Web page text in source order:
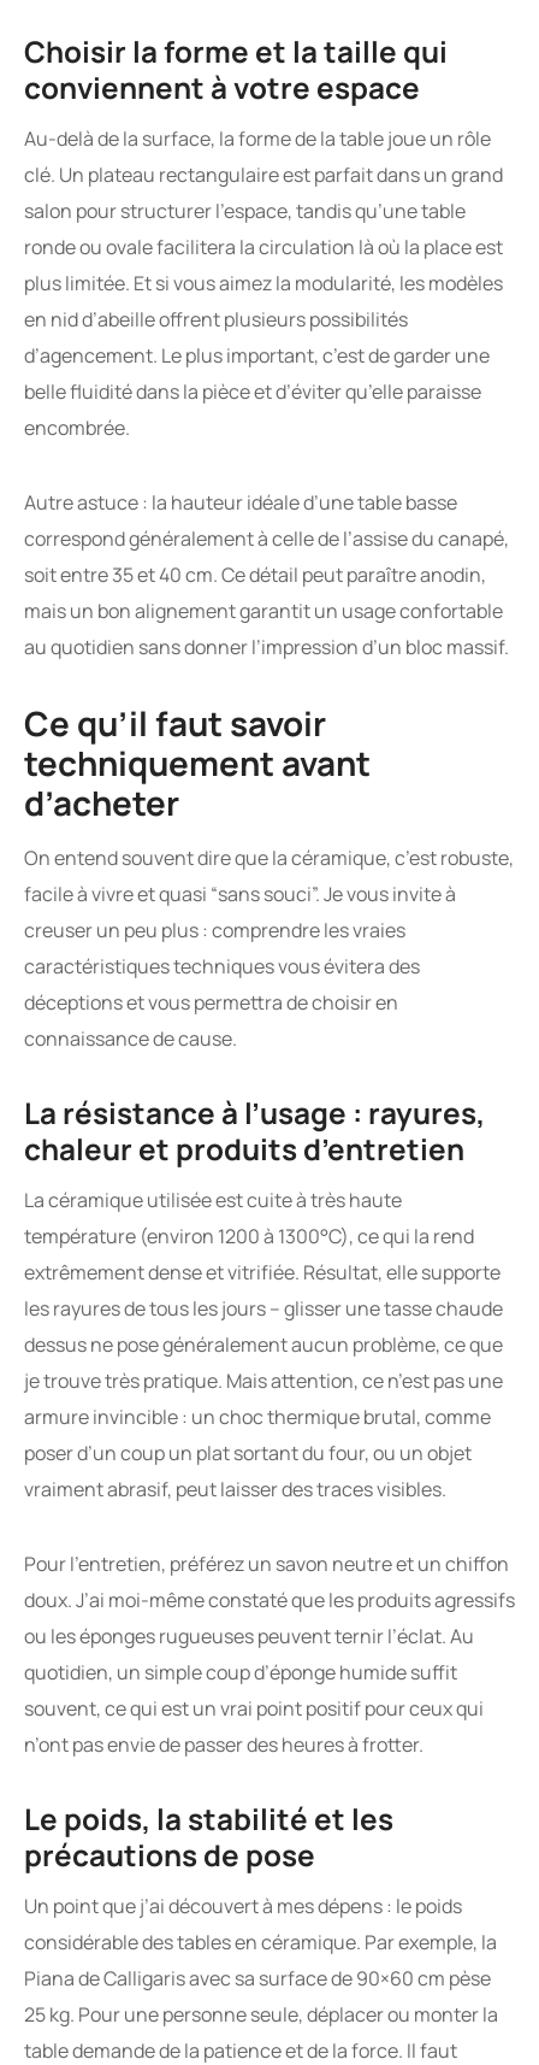
Choisir la forme et la taille qui
conviennent à votre espace
Au-delà de la surface, la forme de la table joue un rôle
clé. Un plateau rectangulaire est parfait dans un grand
salon pour structurer l’espace, tandis qu’une table
ronde ou ovale facilitera la circulation là où la place est
plus limitée. Et si vous aimez la modularité, les modèles
en nid d’abeille offrent plusieurs possibilités
d’agencement. Le plus important, c’est de garder une
belle fluidité dans la pièce et d’éviter qu’elle paraisse
encombrée.
Autre astuce : la hauteur idéale d’une table basse
correspond généralement à celle de l’assise du canapé,
soit entre 35 et 40 cm. Ce détail peut paraître anodin,
mais un bon alignement garantit un usage confortable
au quotidien sans donner l’impression d’un bloc massif.
Ce qu’il faut savoir
techniquement avant
d’acheter
On entend souvent dire que la céramique, c’est robuste,
facile à vivre et quasi “sans souci”. Je vous invite à
creuser un peu plus : comprendre les vraies
caractéristiques techniques vous évitera des
déceptions et vous permettra de choisir en
connaissance de cause.
La résistance à l’usage : rayures,
chaleur et produits d’entretien
La céramique utilisée est cuite à très haute
température (environ 1200 à 1300°C), ce qui la rend
extrêmement dense et vitrifiée. Résultat, elle supporte
les rayures de tous les jours – glisser une tasse chaude
dessus ne pose généralement aucun problème, ce que
je trouve très pratique. Mais attention, ce n’est pas une
armure invincible : un choc thermique brutal, comme
poser d’un coup un plat sortant du four, ou un objet
vraiment abrasif, peut laisser des traces visibles.
Pour l’entretien, préférez un savon neutre et un chiffon
doux. J’ai moi-même constaté que les produits agressifs
ou les éponges rugueuses peuvent ternir l’éclat. Au
quotidien, un simple coup d’éponge humide suffit
souvent, ce qui est un vrai point positif pour ceux qui
n’ont pas envie de passer des heures à frotter.
Le poids, la stabilité et les
précautions de pose
Un point que j’ai découvert à mes dépens : le poids
considérable des tables en céramique. Par exemple, la
Piana de Calligaris avec sa surface de 90×60 cm pèse
25 kg. Pour une personne seule, déplacer ou monter la
table demande de la patience et de la force. Il faut